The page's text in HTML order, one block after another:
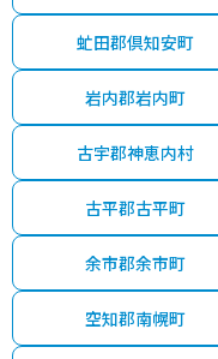
虻田郡倶知安町
岩内郡岩内町
古宇郡神恵内村
古平郡古平町
余市郡余市町
空知郡南幌町